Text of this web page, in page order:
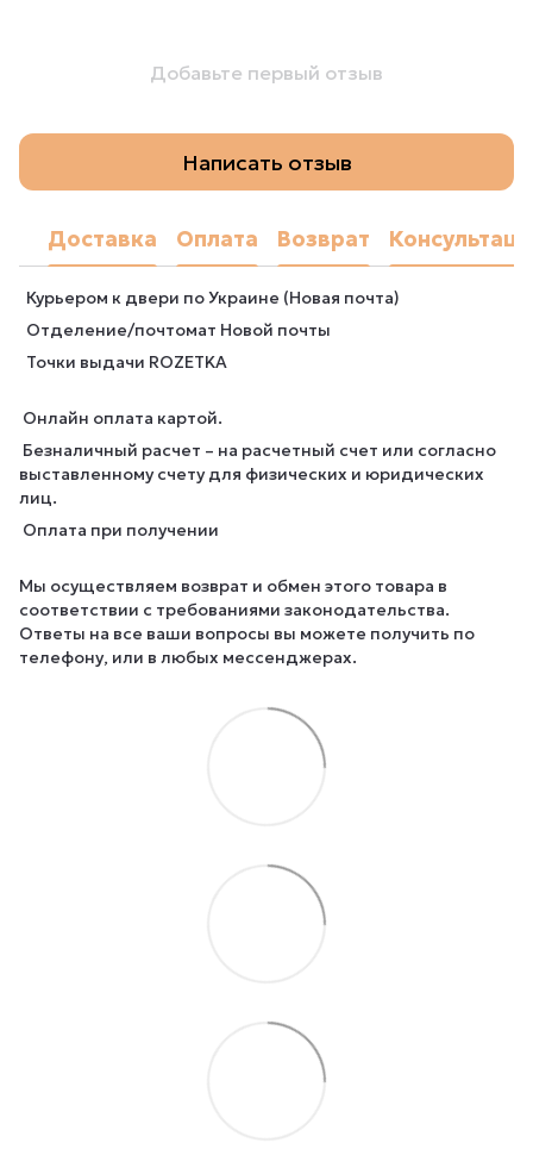
Добавьте первый отзыв
Написать отзыв
Доставка Оплата Возврат
Курьером к двери по Украине (Новая почта)
Отделение/почтомат Новой почты
Точки выдачи ROZETKA
Онлайн оплата картой.
Безналичный расчет – на расчетный счет или согласно
выставленному счету для физических и юридических
лиц.
Оплата при получении
Мы осуществляем возврат и обмен этого товара в
соответствии с требованиями законодательства.
Ответы на все ваши вопросы вы можете получить по
телефону, или в любых мессенджерах.